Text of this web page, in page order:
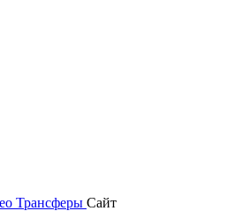
Трансферы Сайт